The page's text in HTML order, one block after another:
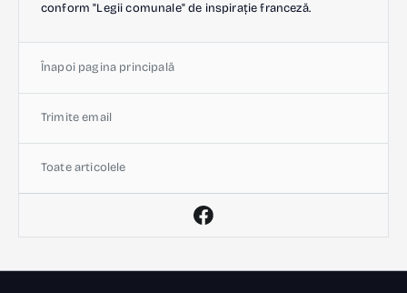
conform "Legii comunale" de inspirație franceză.
Înapoi pagina principală
Trimite email
Toate articolele